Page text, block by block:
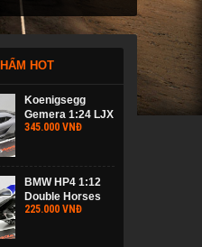
HOT
Koenigsegg
Gemera 1:24 LJX
345.000 VNĐ
BMW HP4 1:12
Double Horses
225.000 VNĐ